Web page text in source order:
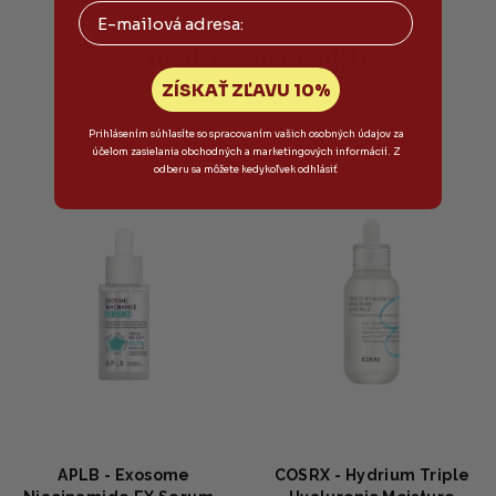
APLB - Exosome
COSRX - Hydrium Triple
Email
ZÍSKAŤ ZĽAVU 10%
Prihlásením súhlasíte so spracovaním vašich osobných údajov za
účelom zasielania obchodných a marketingových informácií. Z
odberu sa môžete kedykoľvek odhlásiť